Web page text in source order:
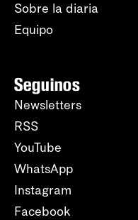
Sobre la diaria
Equipo
Seguinos
Newsletters
RSS
YouTube
WhatsApp
Instagram
Facebook